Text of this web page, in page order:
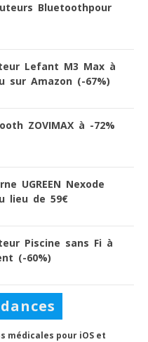
Bluetoothpour
Lefant M3 Max à
sur Amazon (-67%)
ZOVIMAX à -72%
UGREEN Nexode
lieu de 59€
Piscine sans Fi à
(-60%)
médicales pour iOS et